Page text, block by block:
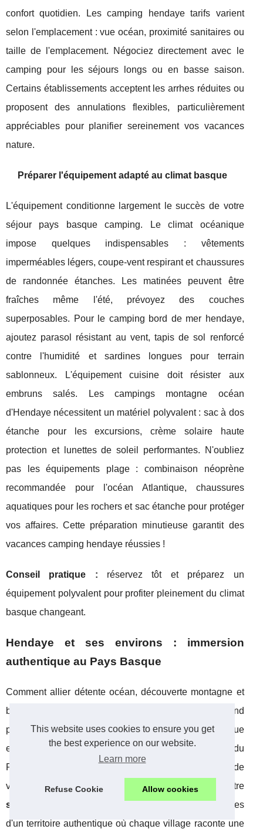
This website uses cookies to ensure you get
the best experience on our website.
Learn more
Refuse Cookie Allow cookies
confort quotidien. Les camping hendaye tarifs varient
selon l'emplacement : vue océan, proximité sanitaires ou
taille de l'emplacement. Négociez directement avec le
camping pour les séjours longs ou en basse saison.
Certains établissements acceptent les arrhes réduites ou
proposent des annulations flexibles, particulièrement
appréciables pour planifier sereinement vos vacances
nature.
Préparer l'équipement adapté au climat basque
L'équipement conditionne largement le succès de votre
séjour pays basque camping. Le climat océanique
impose quelques indispensables : vêtements
imperméables légers, coupe-vent respirant et chaussures
de randonnée étanches. Les matinées peuvent être
fraîches même l'été, prévoyez des couches
superposables. Pour le camping bord de mer hendaye,
ajoutez parasol résistant au vent, tapis de sol renforcé
contre l'humidité et sardines longues pour terrain
sablonneux. L'équipement cuisine doit résister aux
embruns salés. Les campings montagne océan
d'Hendaye nécessitent un matériel polyvalent : sac à dos
étanche pour les excursions, crème solaire haute
protection et lunettes de soleil performantes. N'oubliez
pas les équipements plage : combinaison néoprène
recommandée pour l'océan Atlantique, chaussures
aquatiques pour les rochers et sac étanche pour protéger
vos affaires. Cette préparation minutieuse garantit des
vacances camping hendaye réussies !
Conseil pratique : réservez tôt et préparez un
équipement polyvalent pour profiter pleinement du climat
basque changeant.
Hendaye et ses environs : immersion
authentique au Pays Basque
Comment allier détente océan, découverte montagne et
budget maîtrisé pour vos vacances ? Hendaye répond
parfaitement à cette attente avec sa position stratégique
entre mer et montagne. Selon l'Office de Tourisme du
Pays Basque, la région accueille plus de 2,5 millions de
visiteurs en 2024, confirmant son attrait croissant. Votre
séjour hendaye camping nature
vous ouvre les portes
d'un territoire authentique où chaque village raconte une